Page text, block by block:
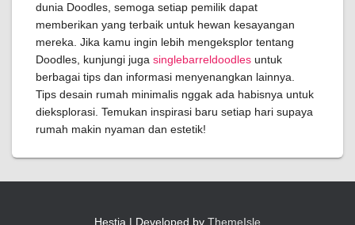
dunia Doodles, semoga setiap pemilik dapat
memberikan yang terbaik untuk hewan kesayangan
mereka. Jika kamu ingin lebih mengeksplor tentang
Doodles, kunjungi juga singlebarreldoodles untuk
berbagai tips dan informasi menyenangkan lainnya.
Tips desain rumah minimalis nggak ada habisnya untuk
dieksplorasi. Temukan inspirasi baru setiap hari supaya
rumah makin nyaman dan estetik!
Hestia | Developed by ThemeIsle